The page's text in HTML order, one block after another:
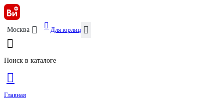
Москва Для юрлиц
Поиск в каталоге
Главная